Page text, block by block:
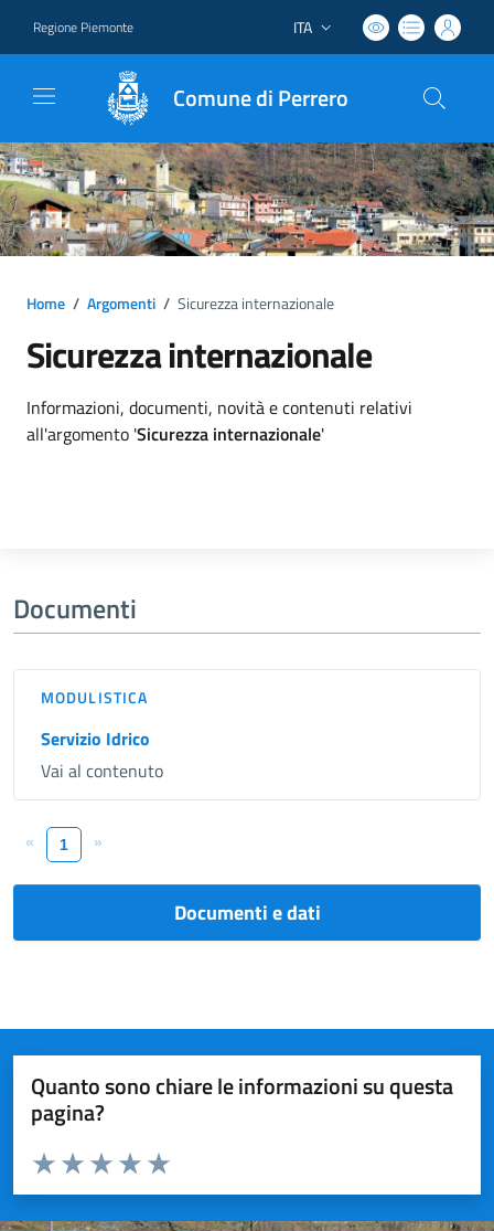
Regione Piemonte Lingua attiva:
ITA
Comune di Perrero
Home / Argomenti / Sicurezza internazionale
Sicurezza internazionale
Dettagli argomento
Informazioni, documenti, novità e contenuti relativi
all'argomento 'Sicurezza internazionale'
Documenti
MODULISTICA
Servizio Idrico
Vai al contenuto
« 1 »
Documenti e dati
Quanto sono chiare le informazioni su questa
pagina?
Valuta da 1 a 5 stelle la pagina
Valuta 5 stelle su 5
Valuta 4 stelle su 5
Valuta 3 stelle su 5
Valuta 2 stelle su 5
Valuta 1 stelle su 5